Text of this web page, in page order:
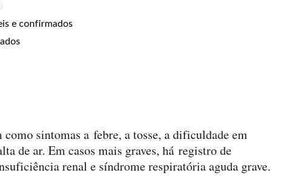
e confirmados
como sintomas a febre, a tosse, a dificuldade em
de ar. Em casos mais graves, há registro de
renal e síndrome respiratória aguda grave.